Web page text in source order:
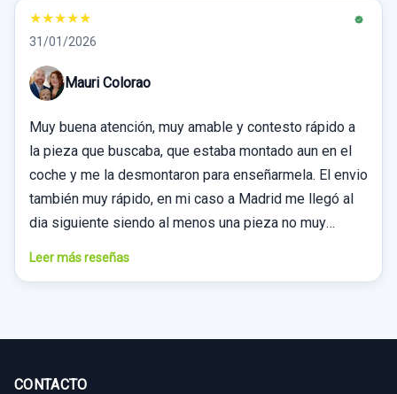
★★★★★
31/01/2026
Mauri Colorao
Muy buena atención, muy amable y contesto rápido a
la pieza que buscaba, que estaba montado aun en el
coche y me la desmontaron para enseñarmela. El envio
también muy rápido, en mi caso a Madrid me llegó al
dia siguiente siendo al menos una pieza no muy
Leer más reseñas
CONTACTO